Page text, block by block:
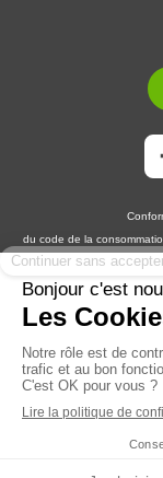
du code de la
la consommation.
En cas de litige,
https://